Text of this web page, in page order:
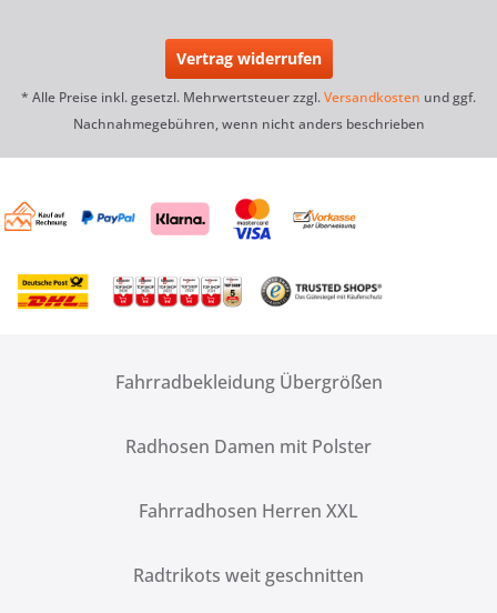
Vertrag widerrufen
* Alle Preise inkl. gesetzl. Mehrwertsteuer zzgl.Versandkosten und ggf.
Nachnahmegebühren, wenn nicht anders beschrieben
Fahrradbekleidung Übergrößen
Radhosen Damen mit Polster
Fahrradhosen Herren XXL
Radtrikots weit geschnitten